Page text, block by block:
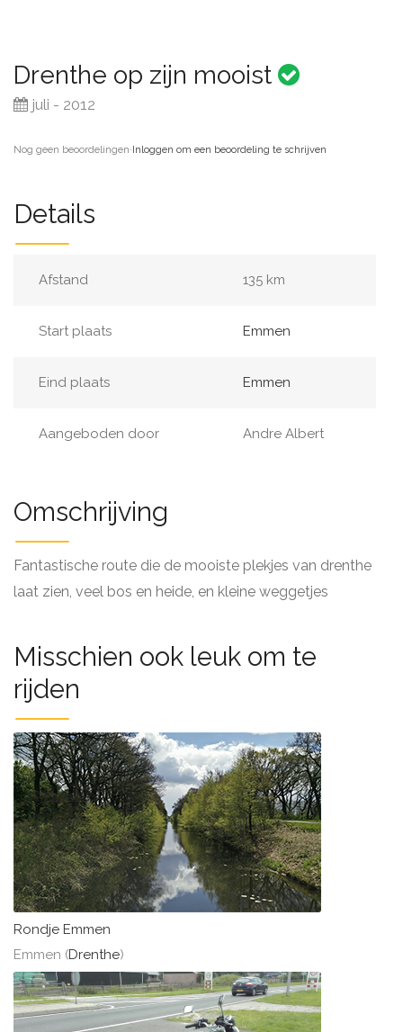
Drenthe op zijn mooist
juli - 2012
Nog geen beoordelingen·Inloggen om een beoordeling te schrijven
Details
Afstand 135 km
Start plaats Emmen
Eind plaats Emmen
Aangeboden door Andre Albert
Omschrijving
Fantastische route die de mooiste plekjes van drenthe
laat zien, veel bos en heide, en kleine weggetjes
Misschien ook leuk om te
rijden
Rondje Emmen
Emmen (Drenthe)